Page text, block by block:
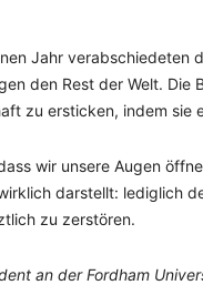
Jahr verabschiedeten
den Rest der Welt.
zu ersticken, indem
wir unsere Augen
darstellt: lediglich
zu zerstören.
an der Fordham